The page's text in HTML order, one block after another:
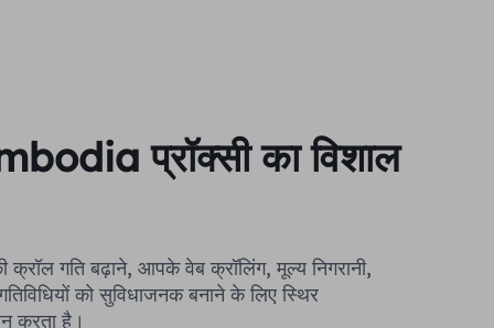
प्रॉक्सी का विशाल
गति बढ़ाने, आपके वेब क्रॉलिंग, मूल्य निगरानी,
को सुविधाजनक बनाने के लिए स्थिर
करता है।